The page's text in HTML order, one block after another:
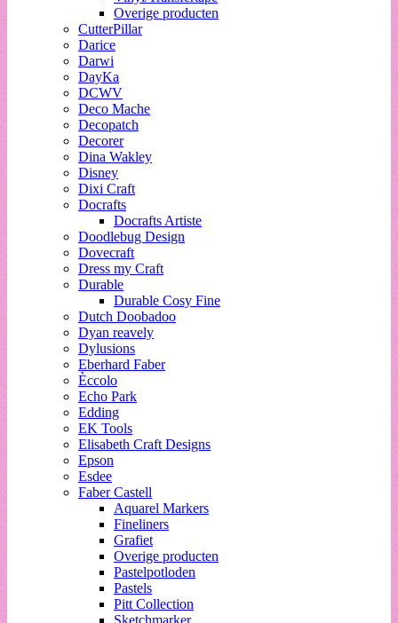
Overige producten
CutterPillar
Darice
Darwi
DayKa
DCWV
Deco Mache
Decopatch
Decorer
Dina Wakley
Disney
Dixi Craft
Docrafts
Docrafts Artiste
Doodlebug Design
Dovecraft
Dress my Craft
Durable
Durable Cosy Fine
Dutch Doobadoo
Dyan reavely
Dylusions
Eberhard Faber
Èccolo
Echo Park
Edding
EK Tools
Elisabeth Craft Designs
Epson
Esdee
Faber Castell
Aquarel Markers
Fineliners
Grafiet
Overige producten
Pastelpotloden
Pastels
Pitt Collection
Sketchmarker